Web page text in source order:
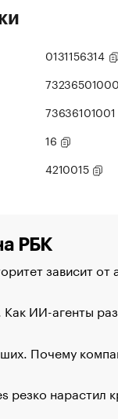
0131156314
73236501000
73636101001
16
4210015
РБК
зависит от
Как ИИ-агенты
Почему
резко нарастил